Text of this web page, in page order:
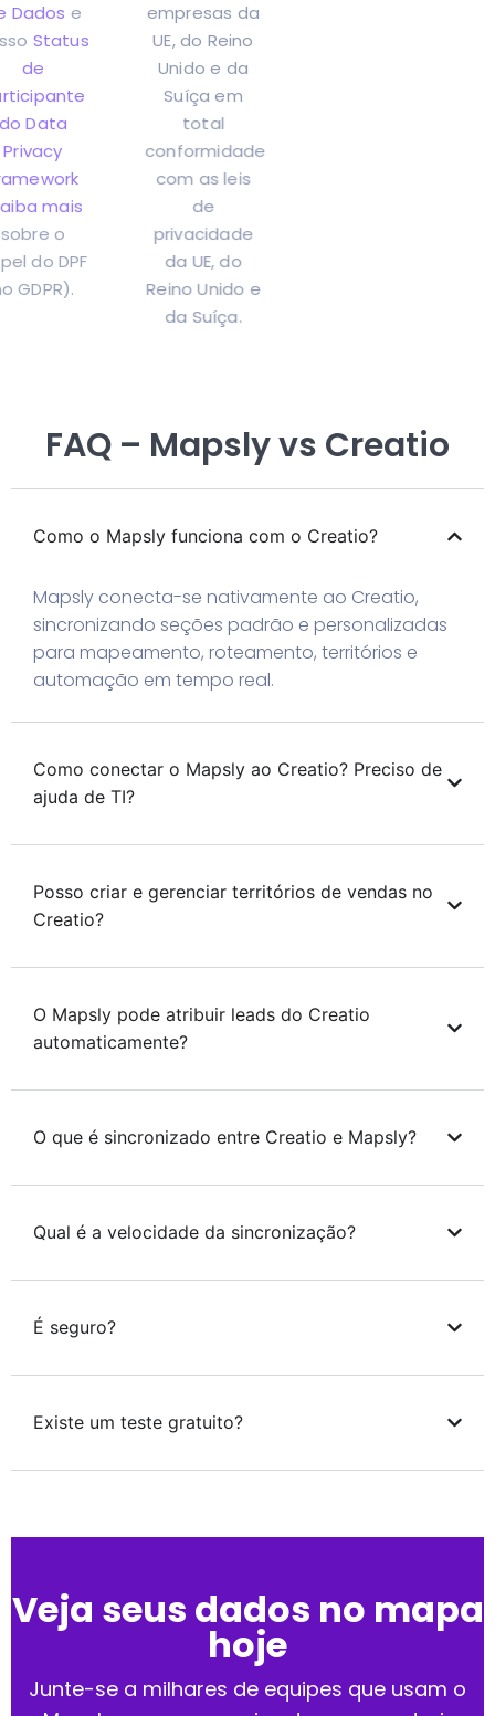
de Dados
nossoStatus
participante
do Data
Privacy
Framework
(saiba mais
sobre o
papel do DPF
no GDPR).
empresas da
UE, do Reino
Unido e da
Suíça em
conformidade
com as leis
privacidade
da UE, do
Reino Unido e
da Suíça.
FAQ – Mapsly vs Creatio
Como o Mapsly funciona com o Creatio?
Mapsly conecta-se nativamente ao Creatio,
sincronizando seções padrão e personalizadas
para mapeamento, roteamento, territórios e
automação em tempo real.
Como conectar o Mapsly ao Creatio? Preciso de
ajuda de TI?
Posso criar e gerenciar territórios de vendas no
Creatio?
O Mapsly pode atribuir leads do Creatio
automaticamente?
O que é sincronizado entre Creatio e Mapsly?
Qual é a velocidade da sincronização?
É seguro?
Existe um teste gratuito?
Veja seus dados no mapa
hoje
Junte-se a milhares de equipes que usam o